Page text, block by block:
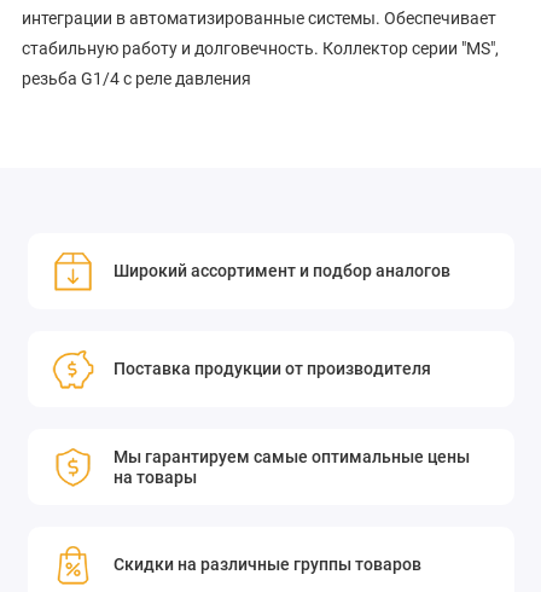
интеграции в автоматизированные системы. Обеспечивает
стабильную работу и долговечность. Коллектор серии "MS",
резьба G1/4 с реле давления
Широкий ассортимент и подбор аналогов
Поставка продукции от производителя
Мы гарантируем самые оптимальные цены
на товары
Скидки на различные группы товаров